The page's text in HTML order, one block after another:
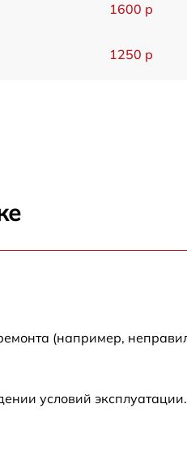
1600 р
1250 р
(например,
условий эксплуатации.